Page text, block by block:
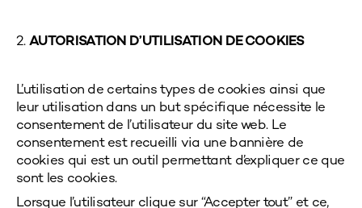
2. AUTORISATION D’UTILISATION DE COOKIES
L’utilisation de certains types de cookies ainsi que
leur utilisation dans un but spécifique nécessite le
consentement de l’utilisateur du site web. Le
consentement est recueilli via une bannière de
cookies qui est un outil permettant d’expliquer ce que
sont les cookies.
Lorsque l’utilisateur clique sur “Accepter tout” et ce,